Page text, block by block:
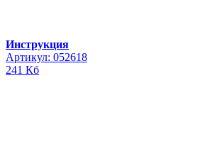
Инструкция
Артикул: 052618
241 Кб